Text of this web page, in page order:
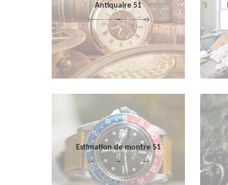
Antiquaire 51
Estimation de montre 51